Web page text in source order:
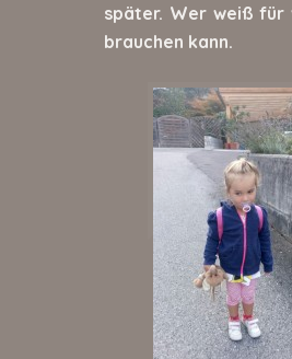
später. Wer weiß für
brauchen kann.